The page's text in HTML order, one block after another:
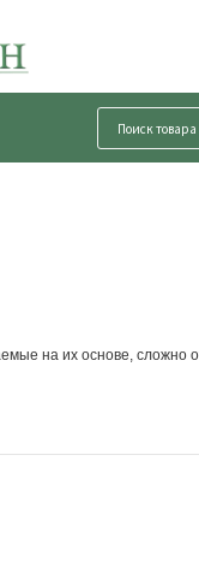
на их основе, сложно